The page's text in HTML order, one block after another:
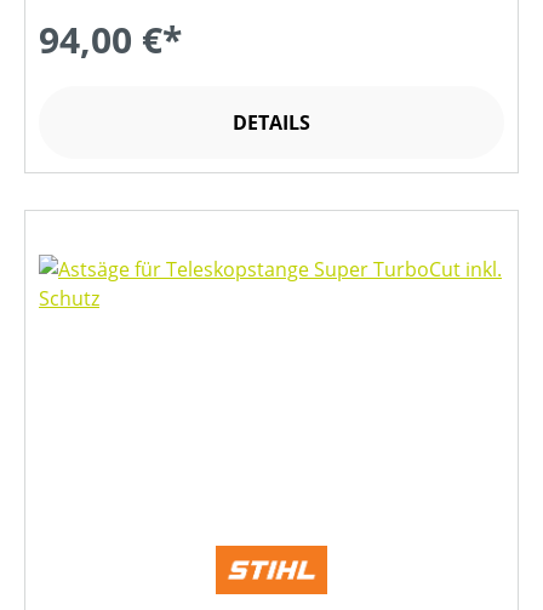
94,00 €*
DETAILS